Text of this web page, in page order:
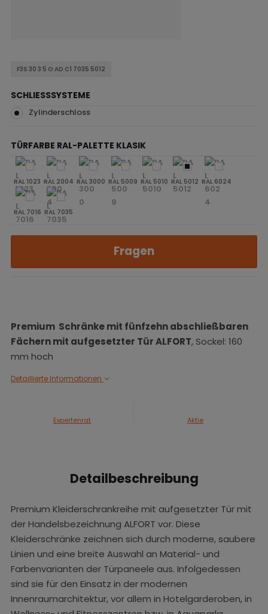
F3S 30 3 5 O AD C1 7035 5012
SCHLIESSSYSTEME
Zylinderschloss
TÜRFARBE RAL-PALETTE KLASIK
RAL 1023 RAL 2004 RAL 3000 RAL 5009 RAL 5010 RAL 5012 RAL 6024
RAL 7016 RAL 7035
Fragen
Premium Schränke mit fünfzehnabschließbaren
Fächern mit aufgesetzter Tür ALFORT, Sockel: 160
mm hoch
Detaillierte Informationen
Expertenrat Aktie
Detailbeschreibung
Premium Kleiderschrankreihe mit aufgesetzter Tür mit
der Handelsbezeichnung ALFORT vor. Diese
Kleiderschränke zeichnen sich durch moderne, saubere
Linien und eine breite Auswahl an Material- und
Farbenvarianten der Türpaneele aus. Infolgedessen
sind sie für den Einsatz in der modernen
Innenraumarchitektur, vor allem in Hotelgarderoben, in